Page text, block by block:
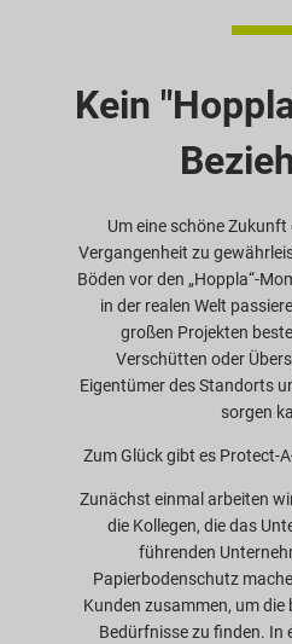
Kein
Um eine schöne
Vergangenheit zu
Böden vor den „Hoppla“-
in der realen Welt
großen Projekten
Verschütten oder
Eigentümer des Standorts
sorgen
Zum Glück gibt es Protect-
Zunächst einmal arbeiten
die Kollegen, die das
führenden
Papierbodenschutz
Kunden zusammen, um
Bedürfnisse zu finden. In